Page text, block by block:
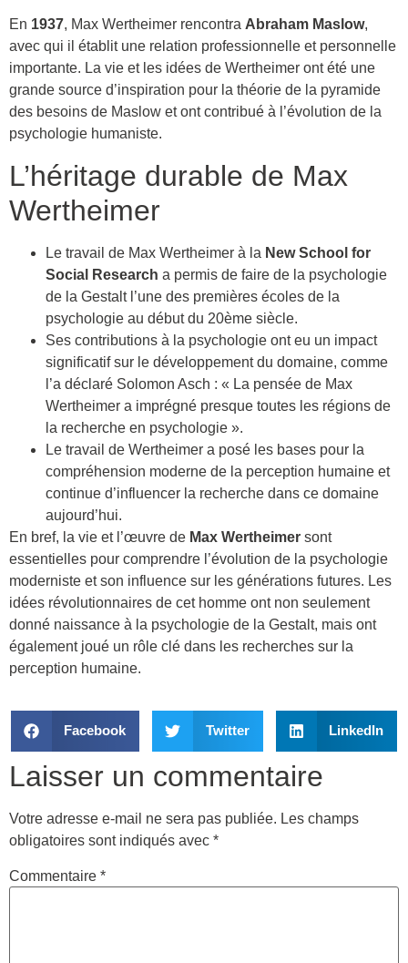
En 1937, Max Wertheimer rencontra Abraham Maslow,
avec qui il établit une relation professionnelle et personnelle
importante. La vie et les idées de Wertheimer ont été une
grande source d’inspiration pour la théorie de la pyramide
des besoins de Maslow et ont contribué à l’évolution de la
psychologie humaniste.
L’héritage durable de Max
Wertheimer
Le travail de Max Wertheimer à la New School for
Social Research a permis de faire de la psychologie
de la Gestalt l’une des premières écoles de la
psychologie au début du 20ème siècle.
Ses contributions à la psychologie ont eu un impact
significatif sur le développement du domaine, comme
l’a déclaré Solomon Asch : « La pensée de Max
Wertheimer a imprégné presque toutes les régions de
la recherche en psychologie ».
Le travail de Wertheimer a posé les bases pour la
compréhension moderne de la perception humaine et
continue d’influencer la recherche dans ce domaine
aujourd’hui.
En bref, la vie et l’œuvre de Max Wertheimer sont
essentielles pour comprendre l’évolution de la psychologie
moderniste et son influence sur les générations futures. Les
idées révolutionnaires de cet homme ont non seulement
donné naissance à la psychologie de la Gestalt, mais ont
également joué un rôle clé dans les recherches sur la
perception humaine.
Facebook Twitter LinkedIn
Laisser un commentaire
Votre adresse e-mail ne sera pas publiée. Les champs
obligatoires sont indiqués avec *
Commentaire *